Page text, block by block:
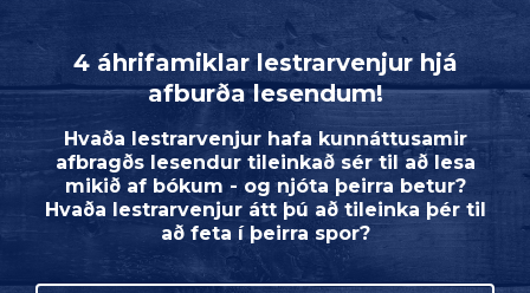
4 áhrifamiklar lestrarvenjur hjá
afburða lesendum!
Hvaða lestrarvenjur hafa kunnáttusamir
afbragðs lesendur tileinkað sér til að lesa
mikið af bókum - og njóta þeirra betur?
Hvaða lestrarvenjur átt þú að tileinka þér til
að feta í þeirra spor?